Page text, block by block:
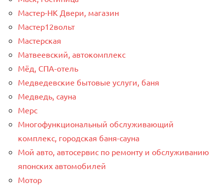
Мастер-НК Двери, магазин
Мастер12вольт
Мастерская
Матвеевский, автокомплекс
Мёд, СПА-отель
Медведевские бытовые услуги, баня
Медведь, сауна
Мерс
Многофункциональный обслуживающий
комплекс, ​городская баня-сауна
Мой авто, автосервис по ремонту и обслуживанию
японских автомобилей
Мотор